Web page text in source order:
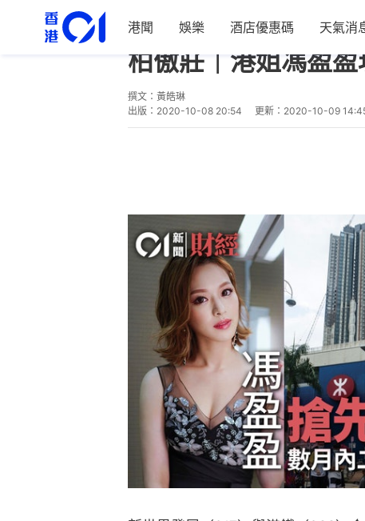
港聞 娛樂 酒店優惠碼 天氣消
經濟 地產樓市
柏傲莊｜港姐馮盈
撰文： 黃皓琳
出版： 2020-10-08 20:54 更新： 2020-10-09